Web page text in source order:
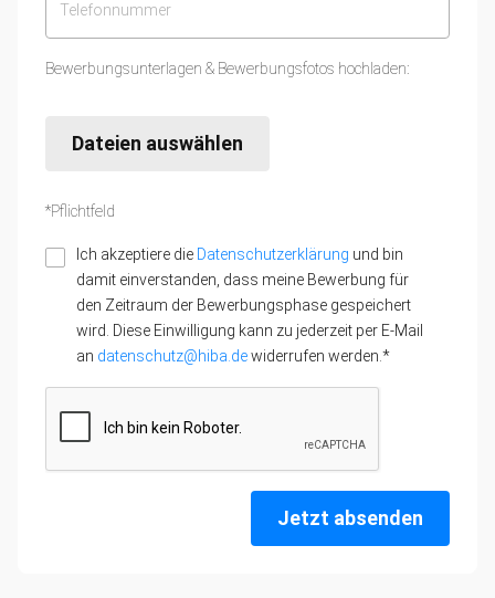
Bewerbungsunterlagen & Bewerbungsfotos hochladen:
Dateien auswählen
*Pflichtfeld
Ich akzeptiere die Datenschutzerklärung und bin
damit einverstanden, dass meine Bewerbung für
den Zeitraum der Bewerbungsphase gespeichert
wird. Diese Einwilligung kann zu jederzeit per E-Mail
an datenschutz@hiba.dewiderrufen werden.*
Jetzt absenden